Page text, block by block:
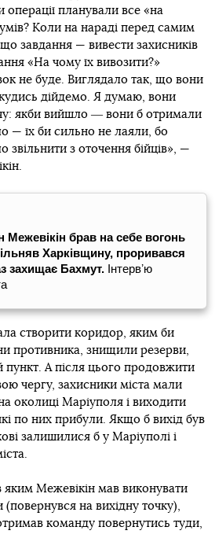
операції планували все «на
Коли на нараді перед самим
завдання — вивести захисників
«На чому їх вивозити?»
не буде. Виглядало так, що вони
дійдемо. Я думаю, вони
якби вийшло ― вони б отримали
— їх би сильно не лаяли, бо
звільнити з оточення бійців», —
Межевікін брав на себе вогонь
Харківщину, проривався
захищає Бахмут. Інтервʼю
створити коридор, яким би
противника, знищили резерви,
пункт. А після цього продовжити
чергу, захисники міста мали
околиці Маріуполя і виходити
по них прибули. Якщо б вихід був
залишилися б у Маріуполі і
яким Межевікін мав виконувати
(повернувся на вихідну точку),
команду повернутись туди,